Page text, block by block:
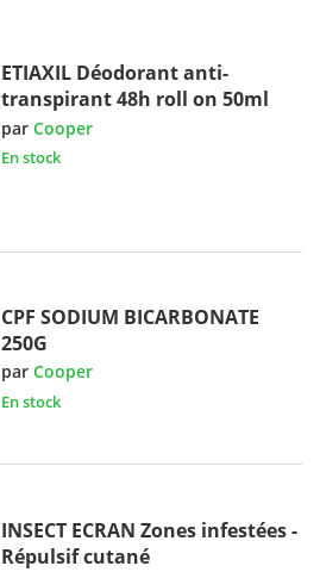
ETIAXIL Déodorant anti-
transpirant 48h roll on 50ml
parCooper
En stock
CPF SODIUM BICARBONATE
250G
parCooper
En stock
INSECT ECRAN Zones infestées -
Répulsif cutané